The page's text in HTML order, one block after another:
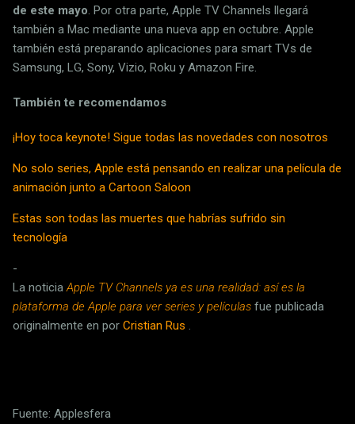
de este mayo. Por otra parte, Apple TV Channels llegará
también a Mac mediante una nueva app en octubre. Apple
también está preparando aplicaciones para smart TVs de
Samsung, LG, Sony, Vizio, Roku y Amazon Fire.
También te recomendamos
¡Hoy toca keynote! Sigue todas las novedades con nosotros
No solo series, Apple está pensando en realizar una película de
animación junto a Cartoon Saloon
Estas son todas las muertes que habrías sufrido sin
tecnología
-
La noticiaApple TV Channels ya es una realidad: así es la
plataforma de Apple para ver series y películas fue publicada
originalmente en por Cristian Rus .
Fuente: Applesfera